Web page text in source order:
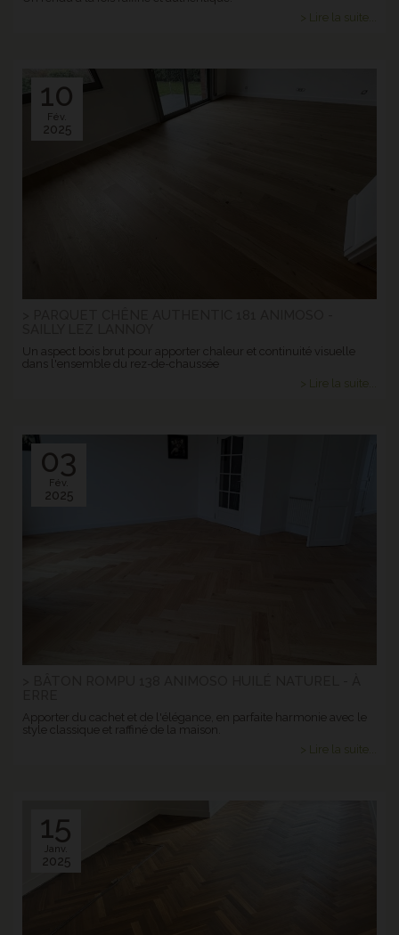
> Lire la suite...
10
Fév.
2025
Un aspect bois brut pour apporter chaleur et continuité visuelle
dans l'ensemble du rez-de-chaussée
> Lire la suite...
03
Fév.
2025
Apporter du cachet et de l'élégance, en parfaite harmonie avec le
style classique et raffiné de la maison.
> Lire la suite...
15
Janv.
2025